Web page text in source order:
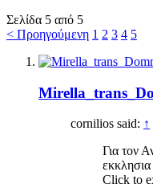
Σελίδα 5 από 5
< Προηγούμενη 1 2 3 4 5
cornilios said: ↑
Για τον
εκκλησια
Click to